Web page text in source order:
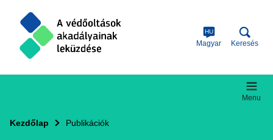
content
HU
Magyar Keresés
Menu
Kezdőlap Publikációk